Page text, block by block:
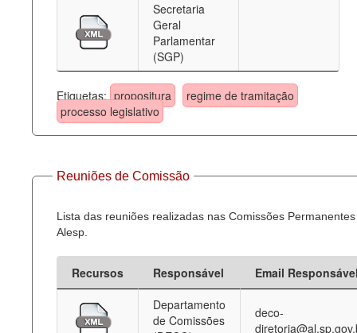
Secretaria
Geral
Parlamentar
(SGP)
Etiquetas: propositura
regime de tramitação
processo legislativo
Reuniões de Comissão
Lista das reuniões realizadas nas Comissões
Alesp.
Recursos Responsável
Email
Departamento
de Comissões
deco-